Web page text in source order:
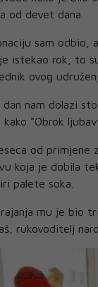
od devet dana.
sam odbio,
istekao rok, to
ovog
dan nam dolazi
kako "Obrok
od primjene
koja je dobila
palete soka.
mu je bio
rukovoditelj